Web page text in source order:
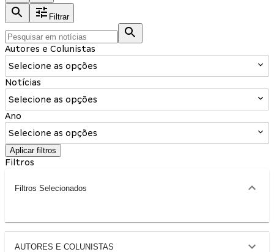
Filtrar
Autores e Colunistas
Selecione as opções
Notícias
Selecione as opções
Ano
Selecione as opções
Aplicar filtros
Filtros
Filtros Selecionados
AUTORES E COLUNISTAS